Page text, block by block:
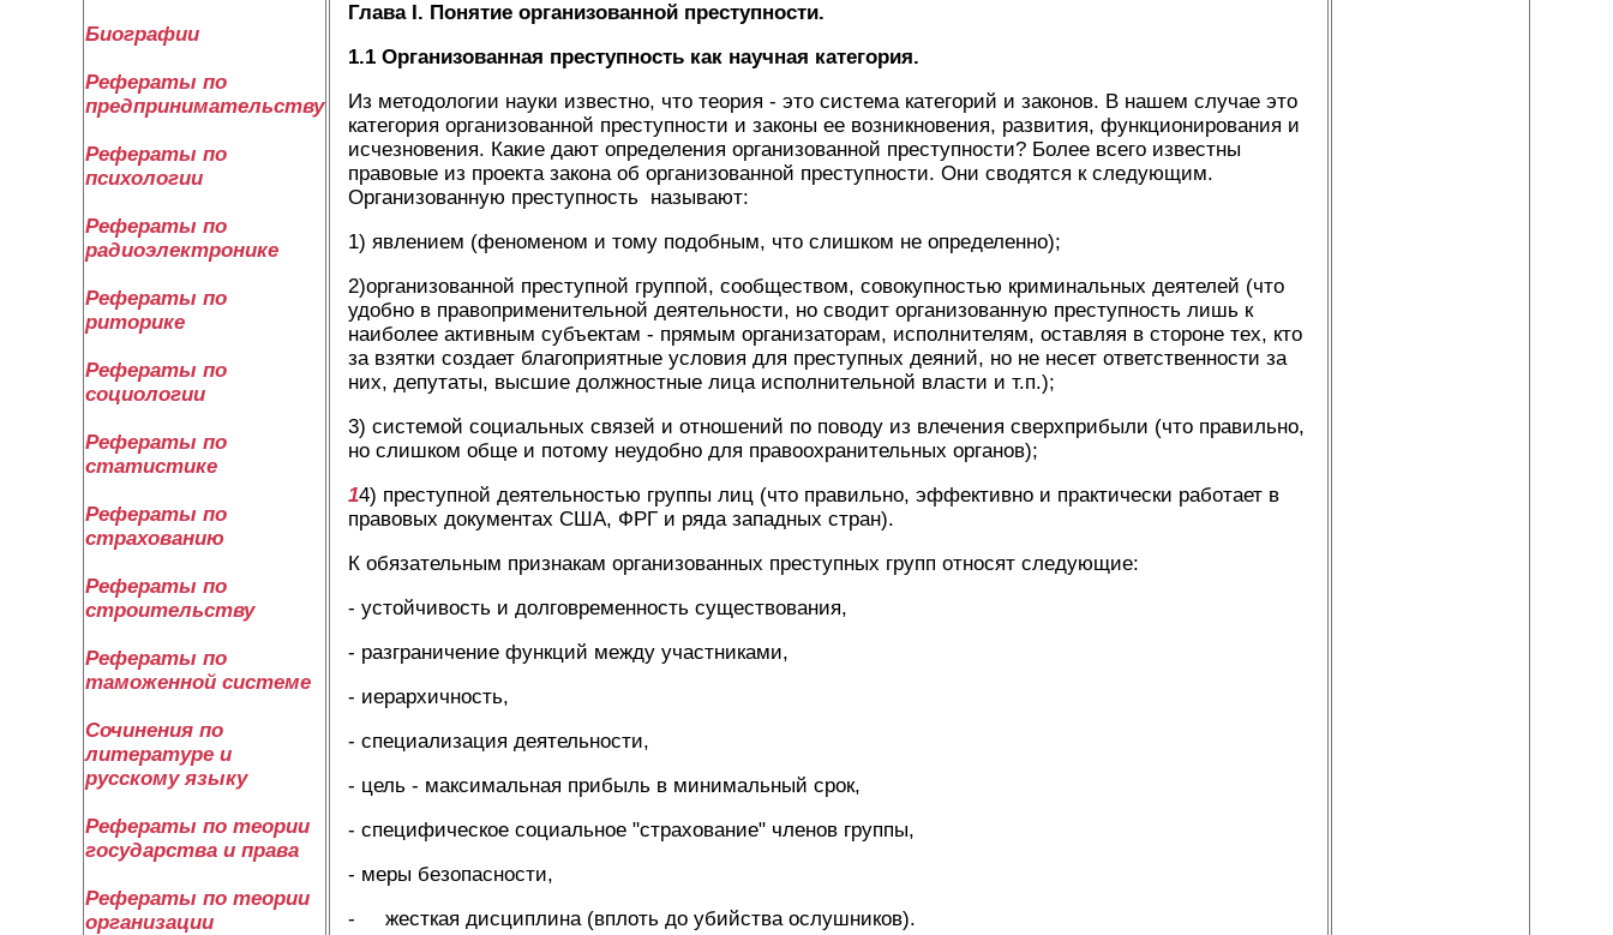
Биографии
Рефераты по
предпринимательству
Рефераты по
психологии
Рефераты по
радиоэлектронике
Рефераты по
риторике
Рефераты по
социологии
Рефераты по
статистике
Рефераты по
страхованию
Рефераты по
строительству
Рефераты по
таможенной системе
Сочинения по
литературе и
русскому языку
Рефераты по теории
государства и права
Рефераты по теории
организации
Глава I. Понятие организованной преступности.
1.1 Организованная преступность как научная категория.
Из методологии науки известно, что теория - это система категорий и законов. В нашем случае это
категория организованной преступности и законы ее возникновения, развития, функционирования и
исчезновения. Какие дают определения организованной преступности? Более всего известны
правовые из проекта закона об организованной преступности. Они сводятся к следующим.
Организованную преступность называют:
1) явлением (феноменом и тому подобным, что слишком не определенно);
2)организованной преступной группой, сообществом, совокупностью криминальных деятелей (что
удобно в правоприменительной деятельности, но сводит организованную преступность лишь к
наиболее активным субъектам - прямым организаторам, исполнителям, оставляя в стороне тех, кто
за взятки создает благоприятные условия для преступных деяний, но не несет ответственности за
них, депутаты, высшие должностные лица исполнительной власти и т.п.);
3) системой социальных связей и отношений по поводу из влечения сверхприбыли (что правильно,
но слишком обще и потому неудобно для правоохранительных органов);
14) преступной деятельностью группы лиц (что правильно, эффективно и практически работает в
правовых документах США, ФРГ и ряда западных стран).
К обязательным признакам организованных преступных групп относят следующие:
- устойчивость и долговременность существования,
- разграничение функций между участниками,
- иерархичность,
- специализация деятельности,
- цель - максимальная прибыль в минимальный срок,
- специфическое социальное "страхование" членов группы,
- меры безопасности,
- жесткая дисциплина (вплоть до убийства ослушников).